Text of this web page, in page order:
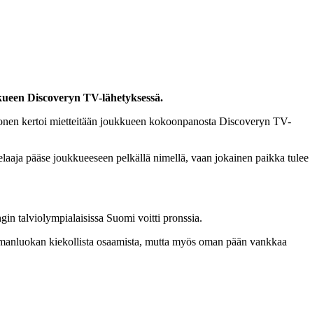
Discoveryn TV-lähetyksessä.
kertoi mietteitään joukkueen kokoonpanosta Discoveryn TV-
pääse joukkueeseen pelkällä nimellä, vaan jokainen paikka tulee
talviolympialaisissa Suomi voitti pronssia.
kiekollista osaamista, mutta myös oman pään vankkaa